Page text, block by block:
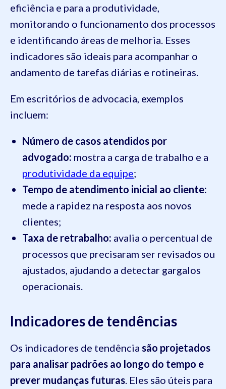
eficiência e para a produtividade,
monitorando o funcionamento dos processos
e identificando áreas de melhoria. Esses
indicadores são ideais para acompanhar o
andamento de tarefas diárias e rotineiras.
Em escritórios de advocacia, exemplos
incluem:
Número de casos atendidos por
advogado: mostra a carga de trabalho e a
produtividade da equipe;
Tempo de atendimento inicial ao cliente:
mede a rapidez na resposta aos novos
clientes;
Taxa de retrabalho: avalia o percentual de
processos que precisaram ser revisados ou
ajustados, ajudando a detectar gargalos
operacionais.
Indicadores de tendências
Os indicadores de tendência são projetados
para analisar padrões ao longo do tempo e
prever mudanças futuras . Eles são úteis para